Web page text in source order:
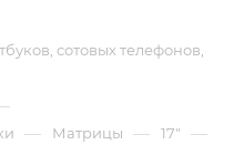
сотовых телефонов,
— Матрицы — 17" —